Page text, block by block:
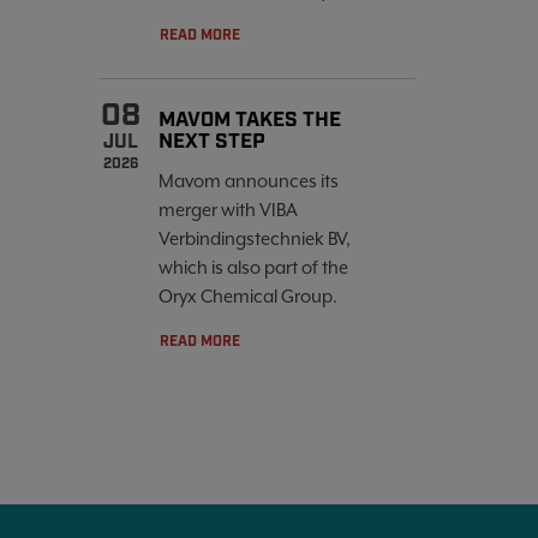
READ MORE
08
JUL
2026
MAVOM TAKES THE
NEXT STEP
Mavom announces its
merger with VIBA
Verbindingstechniek BV,
which is also part of the
Oryx Chemical Group.
READ MORE